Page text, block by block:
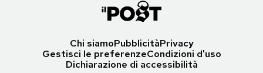
Chi siamoPubblicitàPrivacy
Gestisci le preferenzeCondizioni d'uso
Dichiarazione di accessibilità